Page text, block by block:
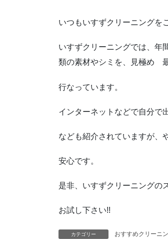
いつもいすずクリーニングを
いすずクリーニングでは、年
類の素材やシミを、見極め
行なっています。
インターネットなどで自分で
なども紹介されていますが、
安心です。
是非、いすずクリーニングの
お試し下さい!!
カテゴリー おすすめクリーニ